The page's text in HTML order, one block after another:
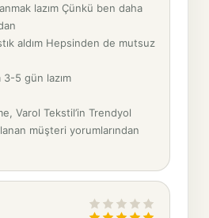
lazım Çünkü ben daha
aldım Hepsinden de mutsuz
5 gün lazım
Varol Tekstil’in Trendyol
müşteri yorumlarından